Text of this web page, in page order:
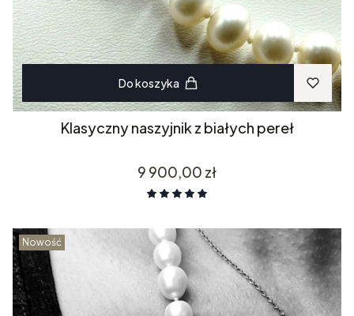
Do koszyka
Klasyczny naszyjnik z białych pereł
Cena
9 900,00 zł
Nowość